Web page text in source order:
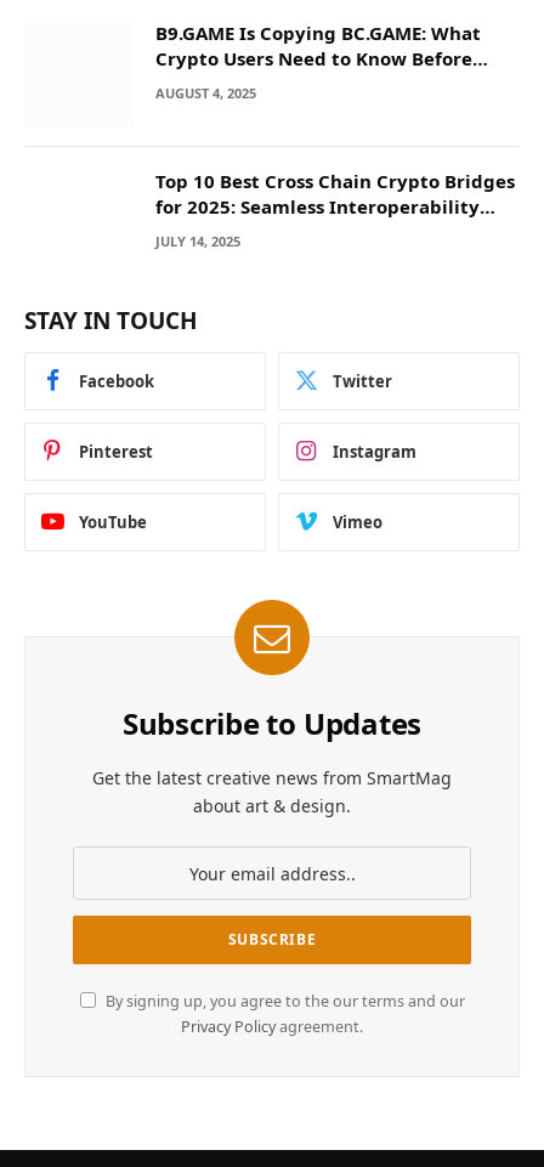
B9.GAME Is Copying BC.GAME: What
Crypto Users Need to Know Before
They Deposit
AUGUST 4, 2025
Top 10 Best Cross Chain Crypto Bridges
for 2025: Seamless Interoperability
Across Blockchain Networks
JULY 14, 2025
STAY IN TOUCH
Facebook Twitter
Pinterest Instagram
YouTube Vimeo
Subscribe to Updates
Get the latest creative news from SmartMag
about art & design.
By signing up, you agree to the our terms and our
Privacy Policyagreement.